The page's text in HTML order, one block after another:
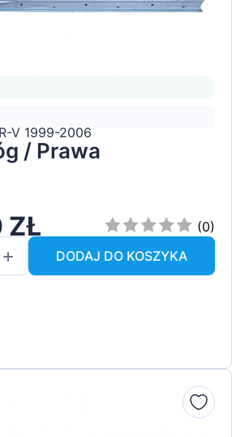
V 1999-2006
/ Prawa
ZŁ
(0)
DODAJ DO KOSZYKA